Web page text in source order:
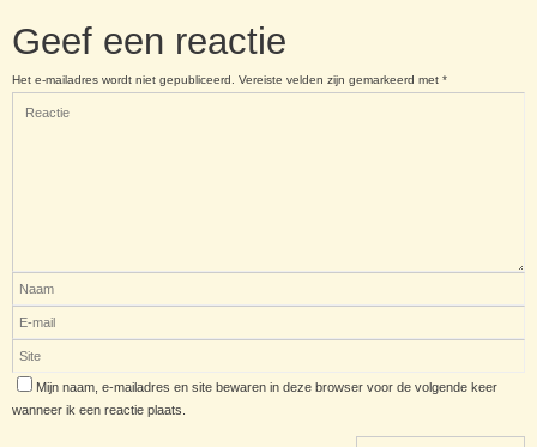
Geef een reactie
Het e-mailadres wordt niet gepubliceerd. Vereiste velden zijn gemarkeerd met *
Mijn naam, e-mailadres en site bewaren in deze browser voor de volgende keer
wanneer ik een reactie plaats.